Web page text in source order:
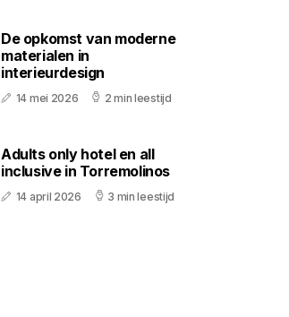
De opkomst van moderne
materialen in
interieurdesign
14 mei 2026 2 min leestijd
Adults only hotel en all
inclusive in Torremolinos
14 april 2026 3 min leestijd